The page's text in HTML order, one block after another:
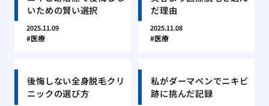
いための賢い選択
2025.11.09
医療
だ理由
2025.11.08
医療
後悔しない全身脱毛クリ
ニックの選び方
私がダーマペンでニキビ
跡に挑んだ記録